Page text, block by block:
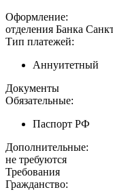
Оформление:
отделения Банка
Тип платежей:
Аннуитетный
Документы
Обязательные:
Паспорт РФ
Дополнительные:
не требуются
Требования
Гражданство: